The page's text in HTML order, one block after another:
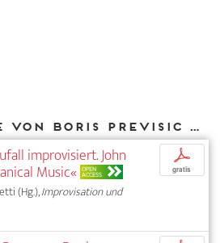
Weitere Texte von Boris Previsic bei DIAPHANES
improvisiert. John
Music« OPEN
ACCESS
(Hg.),Improvisation und
p
gratis